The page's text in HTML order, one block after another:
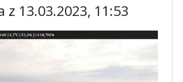
13.03.2023, 11:53